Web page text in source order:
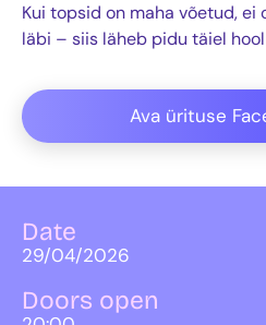
Kui topsid on maha võetud, ei
läbi – siis läheb pidu täiel
Ava ürituse
Date
29/04/2026
Doors open